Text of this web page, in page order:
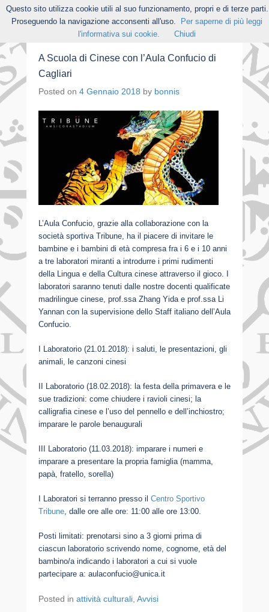
A Scuola di Cinese con l’Aula Confucio di
Cagliari
Posted on 4 Gennaio 2018 by bonnis
L’Aula Confucio, grazie alla collaborazione con la
società sportiva Tribune, ha il piacere di invitare le
bambine e i bambini di età compresa fra i 6 e i 10 anni
a tre laboratori miranti a introdurre i primi rudimenti
della Lingua e della Cultura cinese attraverso il gioco. I
laboratori saranno tenuti dalle nostre docenti qualificate
madrilingue cinese, prof.ssa Zhang Yida e prof.ssa Li
Yannan con la supervisione dello Staff italiano dell’Aula
Confucio.
I Laboratorio (21.01.2018): i saluti, le presentazioni, gli
animali, le canzoni cinesi
II Laboratorio (18.02.2018): la festa della primavera e le
sue tradizioni: come chiudere i ravioli cinesi; la
calligrafia cinese e l’uso del pennello e dell’inchiostro;
imparare le parole benaugurali
III Laboratorio (11.03.2018): imparare i numeri e
imparare a presentare la propria famiglia (mamma,
papà, fratello, sorella)
I Laboratori si terranno presso il Centro Sportivo
Tribune, dalle ore alle ore: 11:00 alle ore 13:00.
Posti limitati: prenotarsi sino a 3 giorni prima di
ciascun laboratorio scrivendo nome, cognome, età del
bambino/a indicando i laboratori a cui si vuole
partecipare a: aulaconfucio@unica.it
Posted in attività culturali Avvisi
Questo sito utilizza cookie utili al suo funzionamento, propri e di terze parti.
Proseguendo la navigazione acconsenti all'uso.
Per saperne di più leggi
l'informativa sui cookie.
Chiudi